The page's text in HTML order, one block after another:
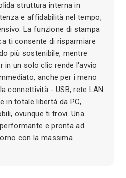
struttura interna in
e affidabilità nel tempo,
La funzione di stampa
ti consente di risparmiare
più sostenibile, mentre
in un solo clic rende l'avvio
anche per i meno
connettività - USB, rete LAN
in totale libertà da PC,
ovunque ti trovi. Una
e pronta ad
con la massima